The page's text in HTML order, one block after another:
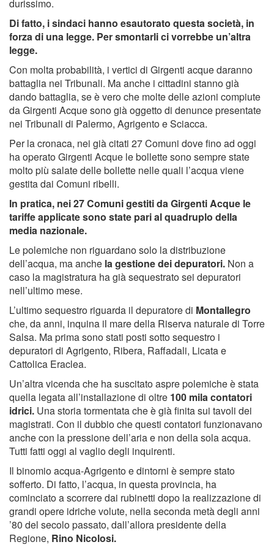
durissimo.
Di fatto, i sindaci hanno esautorato questa società, in
forza di una legge. Per smontarli ci vorrebbe un’altra
legge.
Con molta probabilità, i vertici di Girgenti acque daranno
battaglia nei Tribunali. Ma anche i cittadini stanno già
dando battaglia, se è vero che molte delle azioni compiute
da Girgenti Acque sono già oggetto di denunce presentate
nei Tribunali di Palermo, Agrigento e Sciacca.
Per la cronaca, nei già citati 27 Comuni dove fino ad oggi
ha operato Girgenti Acque le bollette sono sempre state
molto più salate delle bollette nelle quali l’acqua viene
gestita dai Comuni ribelli.
In pratica, nei 27 Comuni gestiti da Girgenti Acque le
tariffe applicate sono state pari al quadruplo della
media nazionale.
Le polemiche non riguardano solo la distribuzione
dell’acqua, ma anche la gestione dei depuratori. Non a
caso la magistratura ha già sequestrato sei depuratori
nell’ultimo mese.
L’ultimo sequestro riguarda il depuratore di Montallegro
che, da anni, inquina il mare della Riserva naturale di Torre
Salsa. Ma prima sono stati posti sotto sequestro i
depuratori di Agrigento, Ribera, Raffadali, Licata e
Cattolica Eraclea.
Un’altra vicenda che ha suscitato aspre polemiche è stata
quella legata all’installazione di oltre 100 mila contatori
idrici. Una storia tormentata che è già finita sui tavoli dei
magistrati. Con il dubbio che questi contatori funzionavano
anche con la pressione dell’aria e non della sola acqua.
Tutti fatti oggi al vaglio degli inquirenti.
Il binomio acqua-Agrigento e dintorni è sempre stato
sofferto. Di fatto, l’acqua, in questa provincia, ha
cominciato a scorrere dai rubinetti dopo la realizzazione di
grandi opere idriche volute, nella seconda metà degli anni
’80 del secolo passato, dall’allora presidente della
Regione, Rino Nicolosi.